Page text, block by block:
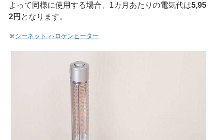
よって同様に使用する場合、1カ月あたりの電気代は5,95
2円 となります。
※ シーネット ハロゲンヒーター